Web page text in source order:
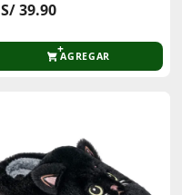
S/ 39.90
AGREGAR